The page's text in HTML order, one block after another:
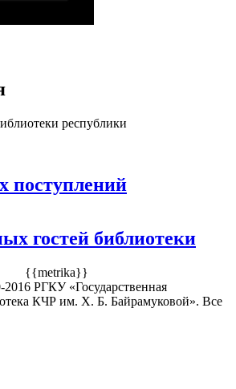
республики
поступлений
гостей библиотеки
{{metrika}}
РГКУ «Государственная
КЧР им. Х. Б. Байрамуковой». Все